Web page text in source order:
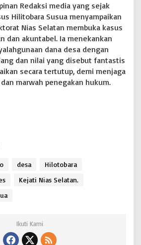
Redaksi media yang sejak
Hilitobara Susua menyampaikan
Nias Selatan membuka kasus
dan akuntabel. Ia menekankan
dana desa dengan
dan nilai yang disebut fantastis
secara tertutup, demi menjaga
marwah penegakan hukum.
desa
Hilotobara
Kejati Nias Selatan.
Ikuti Kami